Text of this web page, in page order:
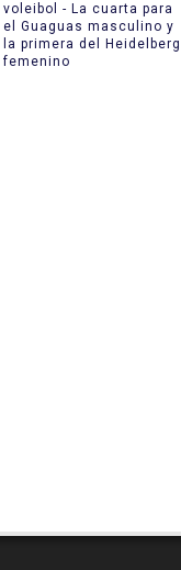
voleibol - La cuarta para
el Guaguas masculino y
la primera del Heidelberg
femenino